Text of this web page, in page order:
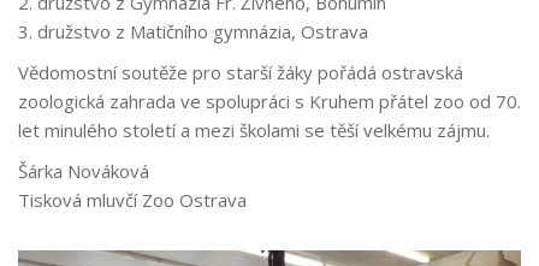
3. družstvo z Matičního gymnázia, Ostrava
Vědomostní soutěže pro starší žáky pořádá ostravská
zoologická zahrada ve spolupráci s Kruhem přátel zoo od 70.
let minulého století a mezi školami se těší velkému zájmu.
Šárka Nováková
Tisková mluvčí Zoo Ostrava